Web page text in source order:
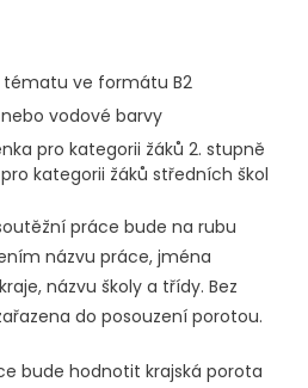
ve formátu B2
vodové barvy
pro kategorii žáků 2. stupně
kategorii žáků středních škol
práce bude na rubu
názvu práce, jména
názvu školy a třídy. Bez
do posouzení porotou.
bude hodnotit krajská porota